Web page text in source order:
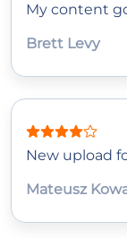
My content
Brett Levy
New upload
Mateusz